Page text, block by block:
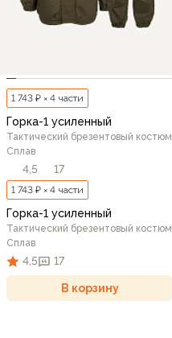
1 743 ₽ × 4 части
Горка-1 усиленный
Тактический брезентовый костюм
Сплав
4,5 17
1 743 ₽ × 4 части
Горка-1 усиленный
Тактический брезентовый костюм
Сплав
4,5 17
В корзину